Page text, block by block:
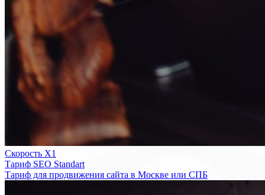
Скорость Х1
Тариф SEO Standart
Тариф для продвижения сайта в Москве или СПБ